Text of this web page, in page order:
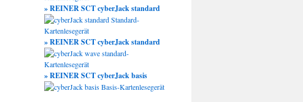
» REINER SCT cyberJack standard
» REINER SCT cyberJack standard
» REINER SCT cyberJack basis